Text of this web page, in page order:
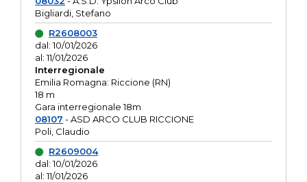
Bigliardi, Stefano
R2608003
dal: 10/01/2026
al: 11/01/2026
Interregionale
Emilia Romagna: Riccione (RN)
18 m
Gara interregionale 18m
08107 - ASD ARCO CLUB RICCIONE
Poli, Claudio
R2609004
dal: 10/01/2026
al: 11/01/2026